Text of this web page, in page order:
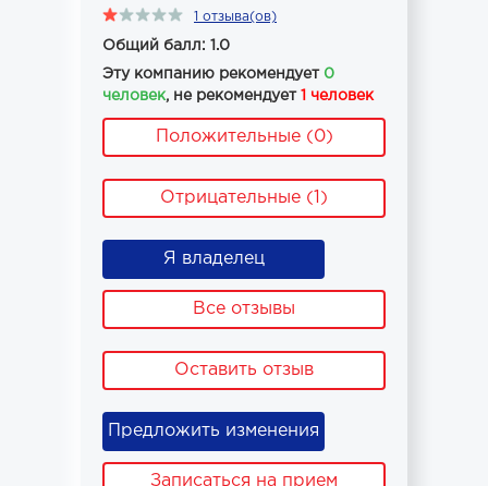
1 отзыва(ов)
Общий балл: 1.0
Эту компанию рекомендует 0
человек, не рекомендует 1 человек
Положительные (0)
Отрицательные (1)
Я владелец
Все отзывы
Оставить отзыв
Предложить изменения
Записаться на прием